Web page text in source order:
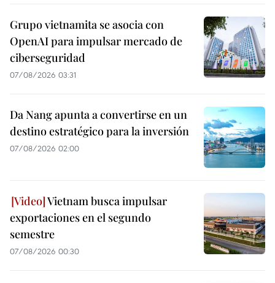
Grupo vietnamita se asocia con
OpenAI para impulsar mercado de
ciberseguridad
07/08/2026 03:31
Da Nang apunta a convertirse en un
destino estratégico para la inversión
07/08/2026 02:00
Vietnam busca impulsar
exportaciones en el segundo
semestre
07/08/2026 00:30